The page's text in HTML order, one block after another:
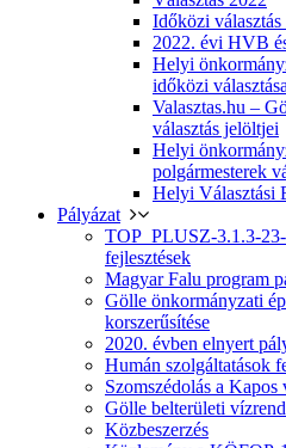
Időközi választás
2022. évi HVB
Helyi
időközi
Valasztas.hu –
választás jelöltjei
Helyi
polgármesterek
Helyi Választási
Pályázat
TOP_PLUSZ-3.1.3-
fejlesztések
Magyar Falu program
Gölle önkormányzati
korszerűsítése
2020. évben elnyert
Humán szolgáltatások
Szomszédolás a Kapos
Gölle belterületi
Közbeszerzés